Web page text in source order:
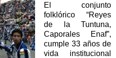
El conjunto
folklórico “Reyes
de la Tuntuna,
Caporales Enaf”,
cumple 33 años de
vida institucional